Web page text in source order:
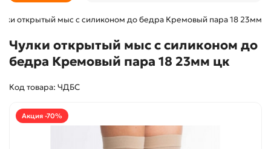
открытый мыс с силиконом до бедра Кремовый пара 18 23мм
Чулки открытый мыс с силиконом до
бедра Кремовый пара 18 23мм цк
Код товара: ЧДБС
Акция -70%